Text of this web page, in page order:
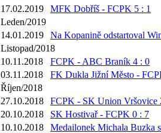
17.02.2019
MFK Dobříš - FCPK 5 : 1
Leden/2019
14.01.2019
Na Kopanině odstartoval
Listopad/2018
10.11.2018
FCPK - ABC Braník 4 : 0
03.11.2018
FK Dukla Jižní Město -
Říjen/2018
27.10.2018
FCPK - SK Union Vršovice
20.10.2018
SK Hostivař - FCPK 0 : 7
10.10.2018
Medailonek Michala Buzka